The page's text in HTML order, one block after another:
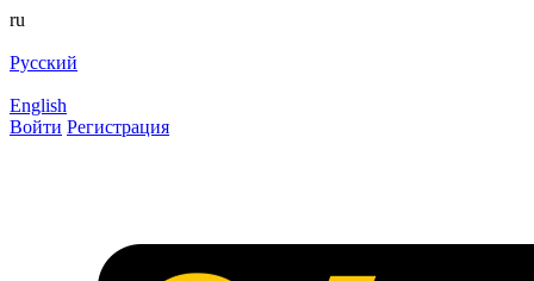
ru
Русский
English
Войти Регистрация